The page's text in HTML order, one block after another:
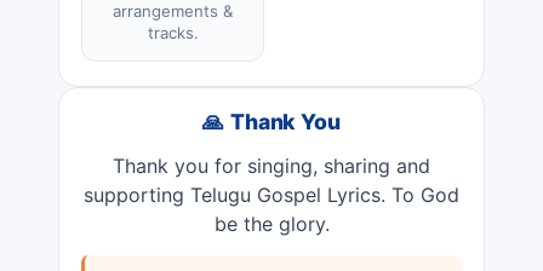
arrangements &
tracks.
🙏 Thank You
Thank you for singing, sharing and
supporting Telugu Gospel Lyrics. To God
be the glory.